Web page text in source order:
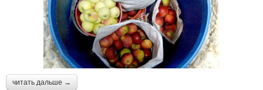
читать дальше →